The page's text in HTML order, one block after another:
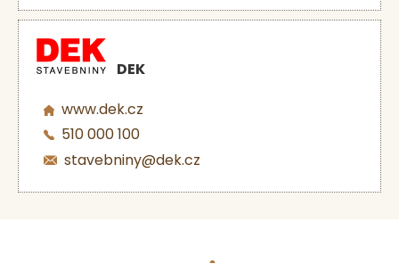
DEK
www.dek.cz
510 000 100
stavebniny@dek.cz